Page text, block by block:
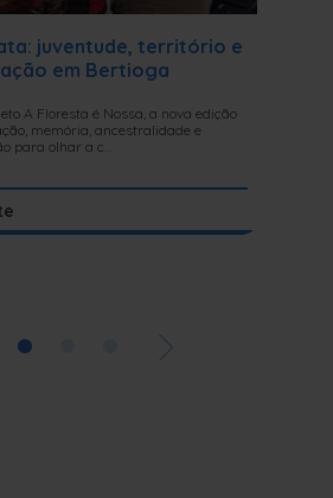
juventude, território e
em Bertioga
A Floresta é Nossa, a nova edição
memória, ancestralidade e
para olhar a c…
•